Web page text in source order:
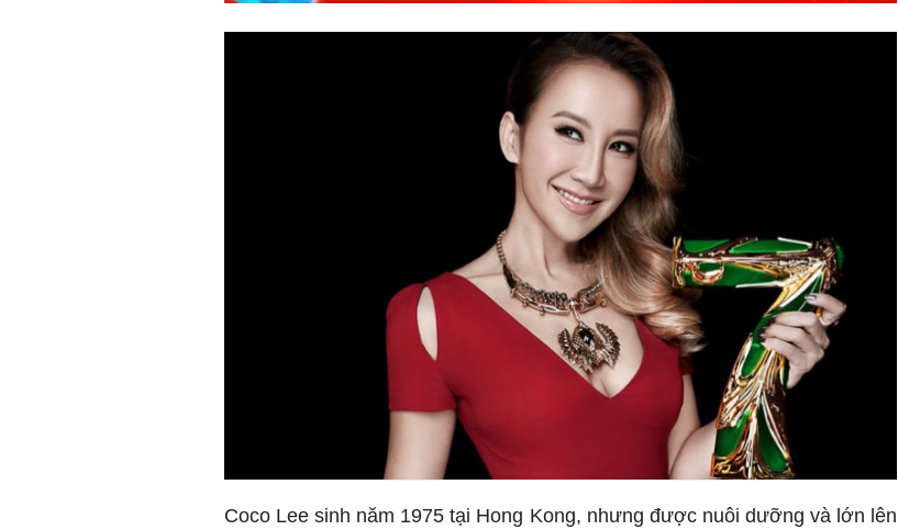
Coco Lee sinh năm 1975 tại Hong Kong, nhưng được nuôi dưỡng và lớn lên